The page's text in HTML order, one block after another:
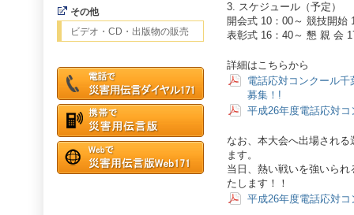
その他
ビデオ・CD・出版物の販売
3. スケジュール（予定）
開会式 10：00～ 競技開始
表彰式 16：40～ 懇 親 会
詳細はこちらから
電話応対コンクール
募集！!
平成26年度電話応対
なお、本大会へ出場され
ます。
当日、熱い戦いを強いら
たします！！
平成26年度電話応対